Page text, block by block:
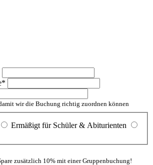
*
wir die Buchung richtig zuordnen können
Ermäßigt für Schüler & Abiturienten
zusätzlich 10% mit einer Gruppenbuchung!